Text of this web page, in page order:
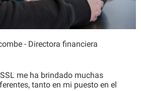
- Directora financiera
me ha brindado muchas
tanto en mi puesto en el